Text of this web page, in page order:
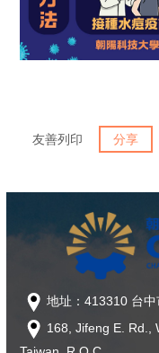
友善列印 分享
地址：413310 台
168, Jifeng E. Rd.,